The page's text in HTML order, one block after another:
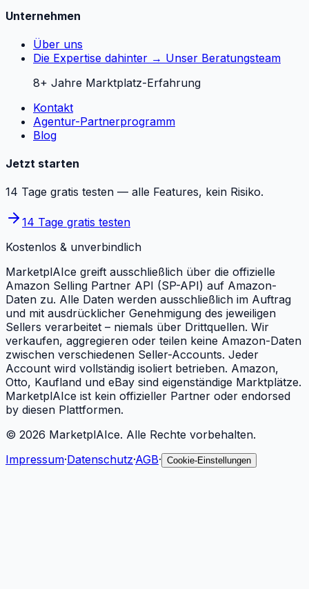
Unternehmen
Über uns
Die Expertise dahinter → Unser Beratungsteam
8+ Jahre Marktplatz-Erfahrung
Kontakt
Agentur-Partnerprogramm
Blog
Jetzt starten
14 Tage gratis testen — alle Features, kein Risiko.
14 Tage gratis testen
Kostenlos & unverbindlich
MarketplAIce greift ausschließlich über die offizielle
Amazon Selling Partner API (SP-API) auf Amazon-
Daten zu. Alle Daten werden ausschließlich im Auftrag
und mit ausdrücklicher Genehmigung des jeweiligen
Sellers verarbeitet – niemals über Drittquellen. Wir
verkaufen, aggregieren oder teilen keine Amazon-Daten
zwischen verschiedenen Seller-Accounts. Jeder
Account wird vollständig isoliert betrieben. Amazon,
Otto, Kaufland und eBay sind eigenständige Marktplätze.
MarketplAIce ist kein offizieller Partner oder endorsed
by diesen Plattformen.
© 2026 MarketplAIce. Alle Rechte vorbehalten.
Impressum·Datenschutz·AGB· Cookie-Einstellungen